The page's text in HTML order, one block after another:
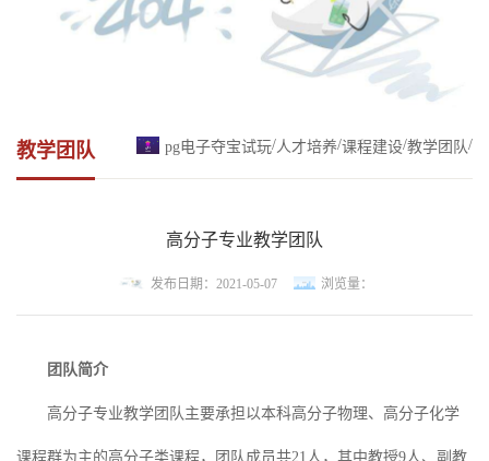
教学团队 pg电子夺宝试玩/人才培养/课程建设/教学团队/
高分子专业教学团队
发布日期：2021-05-07 浏览量：
团队简介
高分子专业教学团队主要承担以本科高分子物理、高分子化学
课程群为主的高分子类课程，团队成员共21人，其中教授9人、副教